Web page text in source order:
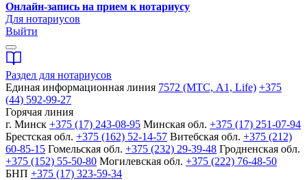
Онлайн-запись на прием к нотариусу
Для нотариусов
Выйти
Раздел для нотариусов
Единая информационная линия 7572 (МТС, A1, Life) +375
(44) 592-99-27
Горячая линия
г. Минск +375 (17) 243-08-95 Минская обл. +375 (17) 251-07-94
Брестская обл. +375 (162) 52-14-57 Витебская обл. +375 (212)
60-85-15 Гомельская обл. +375 (232) 29-39-48 Гродненская обл.
+375 (152) 55-50-80 Могилевская обл. +375 (222) 76-48-50
БНП +375 (17) 323-59-34